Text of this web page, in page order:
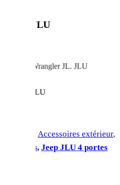
JL et JLU
Jeep Wrangler JL. JLU
JL et JLU
Accessoires extérieur,
2 portes, Jeep JLU 4 portes